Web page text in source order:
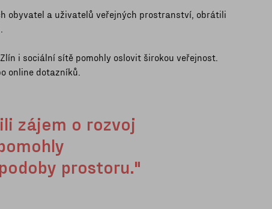
obyvatel a uživatelů veřejných prostranství, obrátili
i sociální sítě pomohly oslovit širokou veřejnost.
online dotazníků.
zájem o rozvoj
prostoru."